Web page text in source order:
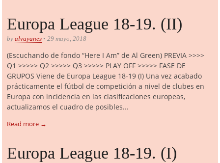
Europa League 18-19. (II)
by alvayanes • 29 mayo, 2018
(Escuchando de fondo “Here I Am” de Al Green) PREVIA >>>>
Q1 >>>>> Q2 >>>>> Q3 >>>>> PLAY OFF >>>>> FASE DE
GRUPOS Viene de Europa League 18-19 (I) Una vez acabado
prácticamente el fútbol de competición a nivel de clubes en
Europa con incidencia en las clasificaciones europeas,
actualizamos el cuadro de posibles...
Read more →
Europa League 18-19. (I)